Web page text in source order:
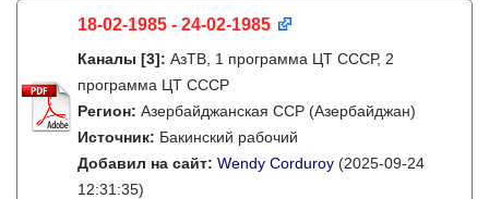
18-02-1985 - 24-02-1985
Каналы [3]: АзТВ, 1 программа ЦТ СССР, 2
программа ЦТ СССР
Регион: Азербайджанская ССР (Азербайджан)
Источник: Бакинский рабочий
Добавил на сайт: Wendy Corduroy (2025-09-24
12:31:35)